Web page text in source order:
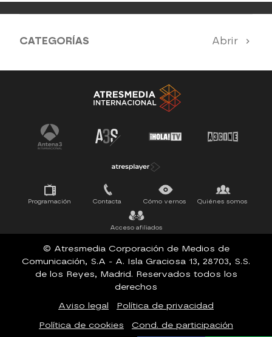
CATEGORÍAS Abrir
Antena 3 Noticias El Hormiguero
Tu cara me suena Pasapalabra
Programación Contacta Cómo vernos Quiénes somos
Acceso afiliados
© Atresmedia Corporación de Medios de
Comunicación, S.A - A. Isla Graciosa 13, 28703, S.S.
de los Reyes, Madrid. Reservados todos los
derechos
Aviso legal
Política de privacidad
Política de cookies
Cond. de participación